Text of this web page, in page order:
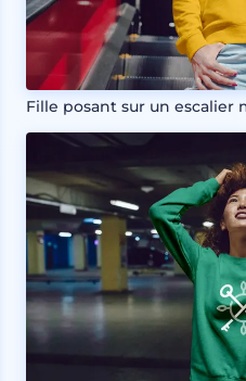
Fille posant sur un escalier